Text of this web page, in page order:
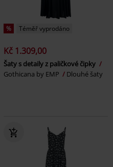
% Téměř vyprodáno
Kč 1.309,00
Šaty s detaily z paličkové čipky
Gothicana by EMP
Dlouhé šaty